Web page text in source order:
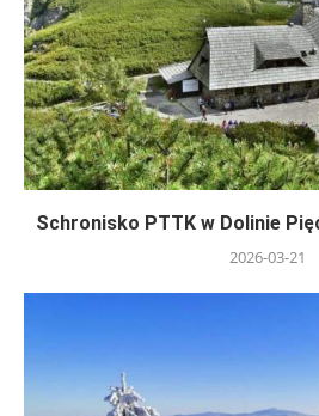
Schronisko PTTK w Dolinie
2026-03-21